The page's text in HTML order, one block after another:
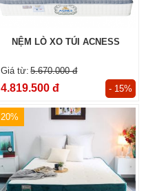
NỆM LÒ XO TÚI ACNESS
5.670.000 đ
4.819.500 đ - 15%
20%